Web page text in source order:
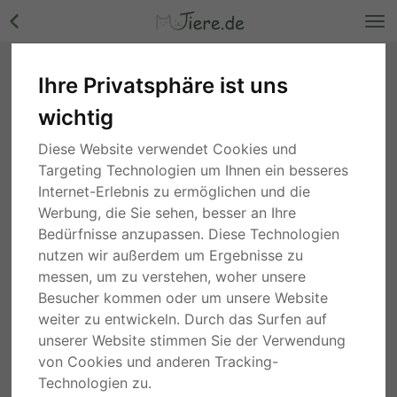
Ihre Privatsphäre ist uns
wichtig
Diese Website verwendet Cookies und
Targeting Technologien um Ihnen ein besseres
Internet-Erlebnis zu ermöglichen und die
Werbung, die Sie sehen, besser an Ihre
Bedürfnisse anzupassen. Diese Technologien
nutzen wir außerdem um Ergebnisse zu
messen, um zu verstehen, woher unsere
Besucher kommen oder um unsere Website
weiter zu entwickeln. Durch das Surfen auf
unserer Website stimmen Sie der Verwendung
von Cookies und anderen Tracking-
Technologien zu.
Chamäleons
Chamäleons Jungtier - unbekannt
Sachsen
170,00 €
PRIVAT JUNGTIER
Pantherchamäleon Jungtier - männlich
Mecklenburg-Vorpommern